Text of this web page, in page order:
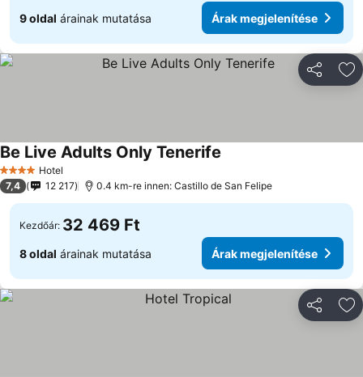
9 oldal árainak mutatása Árak megjelenítése
4 KategóriaHotel
Be Live Adults Only Tenerife
7,4 12 217 0.4 km-re innen: Castillo de San Felipe
Kezdőár: 32 469 Ft
8 oldal árainak mutatása Árak megjelenítése